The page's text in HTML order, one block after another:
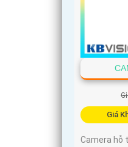
Giá
Camera hỗ